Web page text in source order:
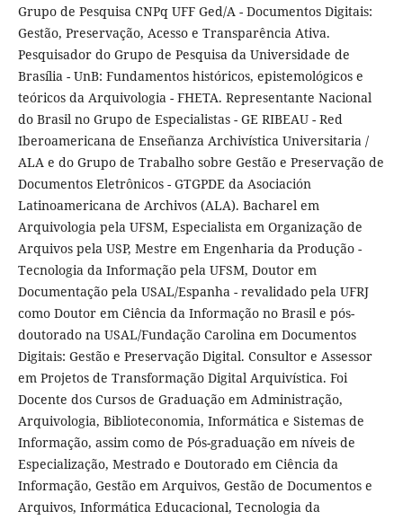
Grupo de Pesquisa CNPq UFF Ged/A - Documentos Digitais:
Gestão, Preservação, Acesso e Transparência Ativa.
Pesquisador do Grupo de Pesquisa da Universidade de
Brasília - UnB: Fundamentos históricos, epistemológicos e
teóricos da Arquivologia - FHETA. Representante Nacional
do Brasil no Grupo de Especialistas - GE RIBEAU - Red
Iberoamericana de Enseñanza Archivística Universitaria /
ALA e do Grupo de Trabalho sobre Gestão e Preservação de
Documentos Eletrônicos - GTGPDE da Asociación
Latinoamericana de Archivos (ALA). Bacharel em
Arquivologia pela UFSM, Especialista em Organização de
Arquivos pela USP, Mestre em Engenharia da Produção -
Tecnologia da Informação pela UFSM, Doutor em
Documentação pela USAL/Espanha - revalidado pela UFRJ
como Doutor em Ciência da Informação no Brasil e pós-
doutorado na USAL/Fundação Carolina em Documentos
Digitais: Gestão e Preservação Digital. Consultor e Assessor
em Projetos de Transformação Digital Arquivística. Foi
Docente dos Cursos de Graduação em Administração,
Arquivologia, Biblioteconomia, Informática e Sistemas de
Informação, assim como de Pós-graduação em níveis de
Especialização, Mestrado e Doutorado em Ciência da
Informação, Gestão em Arquivos, Gestão de Documentos e
Arquivos, Informática Educacional, Tecnologia da